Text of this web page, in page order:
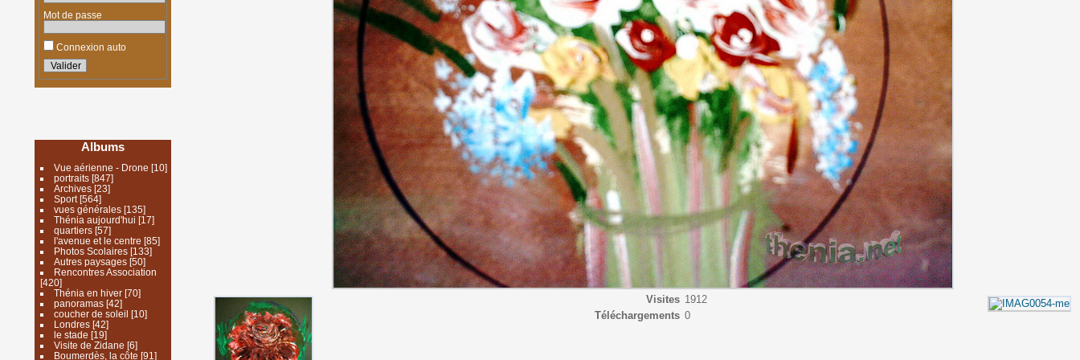
Mot de passe
Connexion auto
Albums
Vue aérienne - Drone [10]
portraits[847]
Archives [23]
Sport[564]
vues générales[135]
Thénia aujourd'hui [17]
quartiers[57]
l'avenue et le centre [85]
Photos Scolaires[133]
Autres paysages[50]
Rencontres Association
[420]
Thénia en hiver[70]
panoramas[42]
coucher de soleil [10]
Londres[42]
le stade [19]
Visite de Zidane [6]
Boumerdès, la côte [91]
Visites 1912
Téléchargements 0